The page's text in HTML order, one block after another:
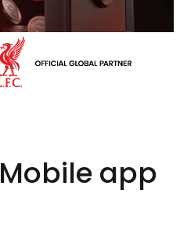
Mobile app